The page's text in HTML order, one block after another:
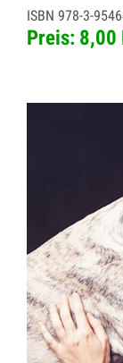
ISBN 978-3-
Preis: 8,00